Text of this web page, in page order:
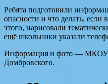
Ребята подготовили
опасности и что делать,
этого, нарисовали
ещё школьники указали
Информация и фото —
Домбровского.